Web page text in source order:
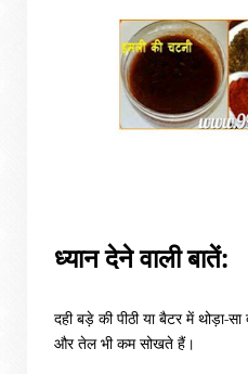
ध्यान देने वाली बातें:
दही बड़े की पीठी या बैटर में थोड़ा-
और तेल भी कम सोखते हैं।